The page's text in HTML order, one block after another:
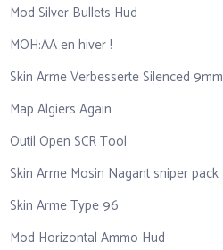
Mod Silver Bullets Hud
MOH:AA en hiver !
Skin Arme Verbesserte Silenced 9mm
Map Algiers Again
Outil Open SCR Tool
Skin Arme Mosin Nagant sniper pack
Skin Arme Type 96
Mod Horizontal Ammo Hud